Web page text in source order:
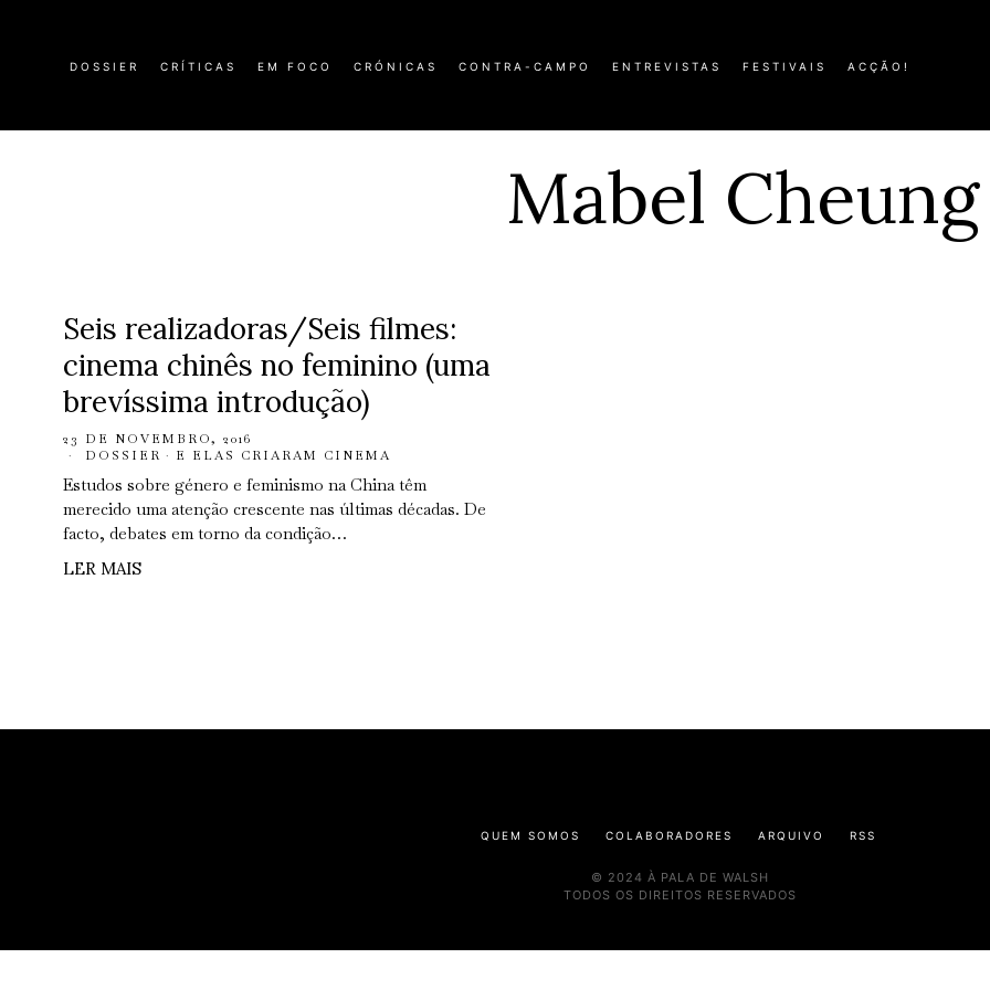
DOSSIER CRÍTICAS EM FOCO CRÓNICAS CONTRA-CAMPO ENTREVISTAS FESTIVAIS ACÇÃO!
Mabel Cheung
Seis realizadoras/Seis filmes:
cinema chinês no feminino (uma
brevíssima introdução)
23 DE NOVEMBRO, 2016
DOSSIER · E ELAS CRIARAM CINEMA
Estudos sobre género e feminismo na China têm
merecido uma atenção crescente nas últimas décadas. De
facto, debates em torno da condição…
LER MAIS
QUEM SOMOS COLABORADORES ARQUIVO RSS
© 2024 À PALA DE WALSH
TODOS OS DIREITOS RESERVADOS